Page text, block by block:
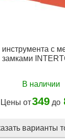
с
замками
В наличии
Цены от349 до
варианты